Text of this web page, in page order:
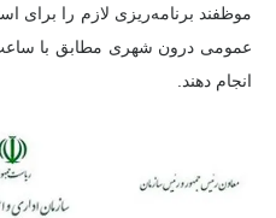
موظفند برنامه‌ریزی لازم را برای
عمومی درون شهری مطابق با
انجام دهند.